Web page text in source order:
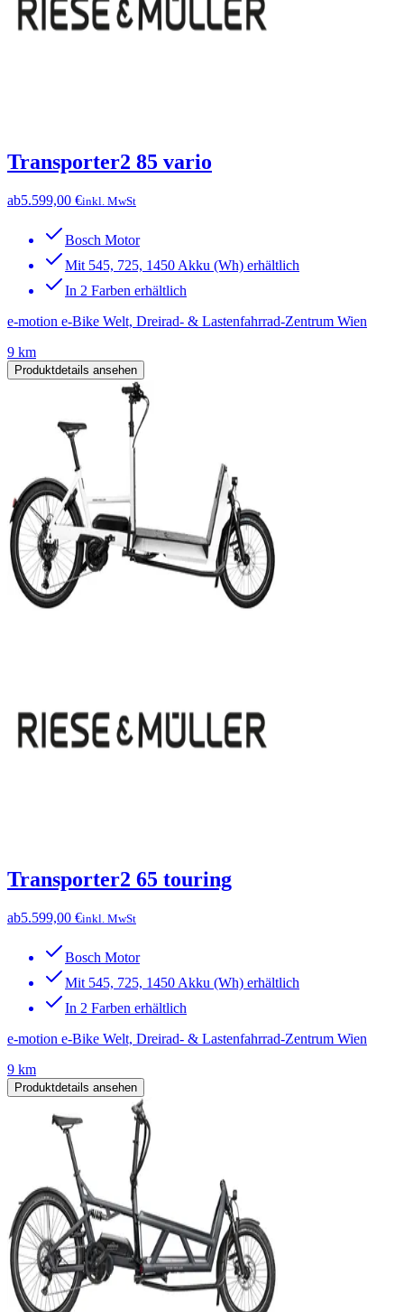
Transporter2 85 vario
ab5.599,00 €inkl. MwSt
Bosch Motor
Mit 545, 725, 1450 Akku (Wh) erhältlich
In 2 Farben erhältlich
e-motion e-Bike Welt, Dreirad- & Lastenfahrrad-Zentrum Wien
9 km
Produktdetails ansehen
Transporter2 65 touring
ab5.599,00 €inkl. MwSt
Bosch Motor
Mit 545, 725, 1450 Akku (Wh) erhältlich
In 2 Farben erhältlich
e-motion e-Bike Welt, Dreirad- & Lastenfahrrad-Zentrum Wien
9 km
Produktdetails ansehen